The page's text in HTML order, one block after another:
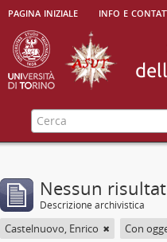
pagina iniziale info e
Nessun
Descrizione archivistica
Castelnuovo, Enrico Con